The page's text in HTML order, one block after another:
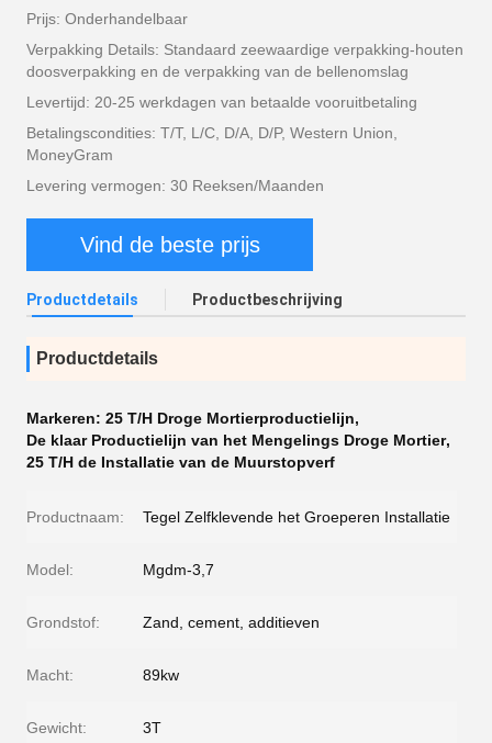
Prijs: Onderhandelbaar
Verpakking Details: Standaard zeewaardige verpakking-houten
doosverpakking en de verpakking van de bellenomslag
Levertijd: 20-25 werkdagen van betaalde vooruitbetaling
Betalingscondities: T/T, L/C, D/A, D/P, Western Union,
MoneyGram
Levering vermogen: 30 Reeksen/Maanden
Vind de beste prijs
Productdetails Productbeschrijving
Productdetails
Markeren: 25 T/H Droge Mortierproductielijn,
De klaar Productielijn van het Mengelings Droge Mortier,
25 T/H de Installatie van de Muurstopverf
Productnaam: Tegel Zelfklevende het Groeperen Installatie
Model: Mgdm-3,7
Grondstof: Zand, cement, additieven
Macht: 89kw
Gewicht: 3T